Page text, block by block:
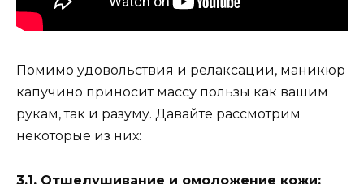
Помимо удовольствия и релаксации, маникюр
капучино приносит массу пользы как вашим
рукам, так и разуму. Давайте рассмотрим
некоторые из них:
3.1. Отшелушивание и омоложение кожи: